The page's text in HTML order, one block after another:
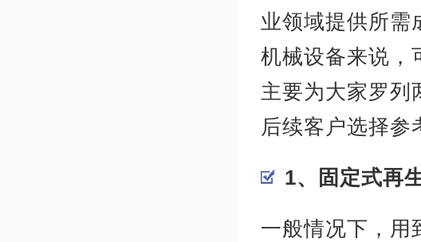
业领域提供所需
机械设备来说，
主要为大家罗列
后续客户选择参
1、固定式再
一般情况下，用